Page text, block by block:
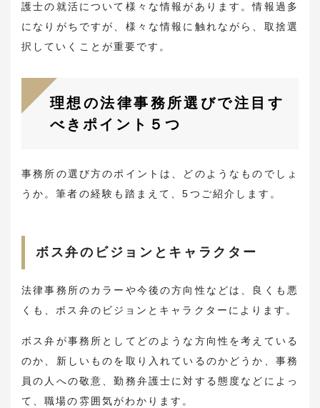
護士の就活について様々な情報があります。情報過多
になりがちですが、様々な情報に触れながら、取捨選
択していくことが重要です。
理想の法律事務所選びで注目す
べきポイント５つ
事務所の選び方のポイントは、どのようなものでしょ
うか。筆者の経験も踏まえて、5つご紹介します。
ボス弁のビジョンとキャラクター
法律事務所のカラーや今後の方向性などは、良くも悪
くも、ボス弁のビジョンとキャラクターによります。
ボス弁が事務所としてどのような方向性を考えている
のか、新しいものを取り入れているのかどうか、事務
員の人への敬意、勤務弁護士に対する態度などによっ
て、職場の雰囲気がわかります。